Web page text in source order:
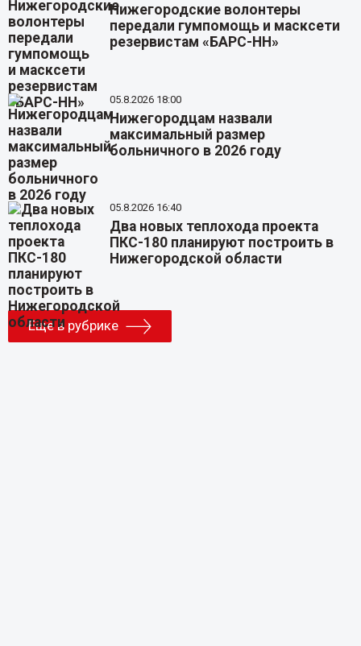
Нижегородские волонтеры
передали гумпомощь и масксети
резервистам «БАРС-НН»
05.8.2026 18:00
Нижегородцам назвали
максимальный размер
больничного в 2026 году
05.8.2026 16:40
Два новых теплохода проекта
ПКС-180 планируют построить в
Нижегородской области
Еще в рубрике